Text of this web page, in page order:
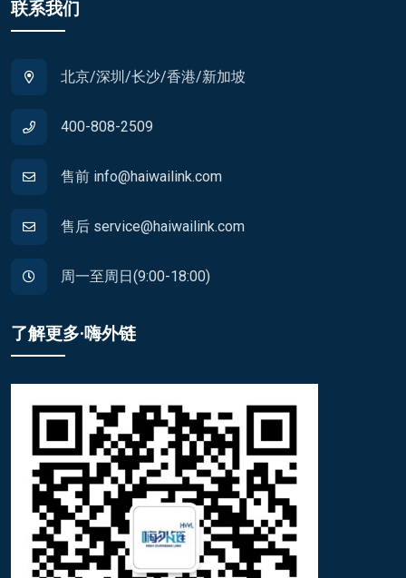
联系我们
北京/深圳/长沙/香港/新加坡
400-808-2509
售前 info@haiwailink.com
售后 service@haiwailink.com
周一至周日(9:00-18:00)
了解更多·嗨外链